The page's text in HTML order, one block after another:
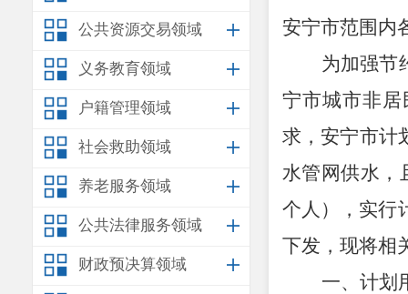
公共资源交易领域
义务教育领域
户籍管理领域
社会救助领域
养老服务领域
公共法律服务领域
财政预决算领域
安宁市范围内
为加强节
宁市城市非
求 ，安宁市计
水管网供水 ，
个人），实行
下发，现将相
一、计划